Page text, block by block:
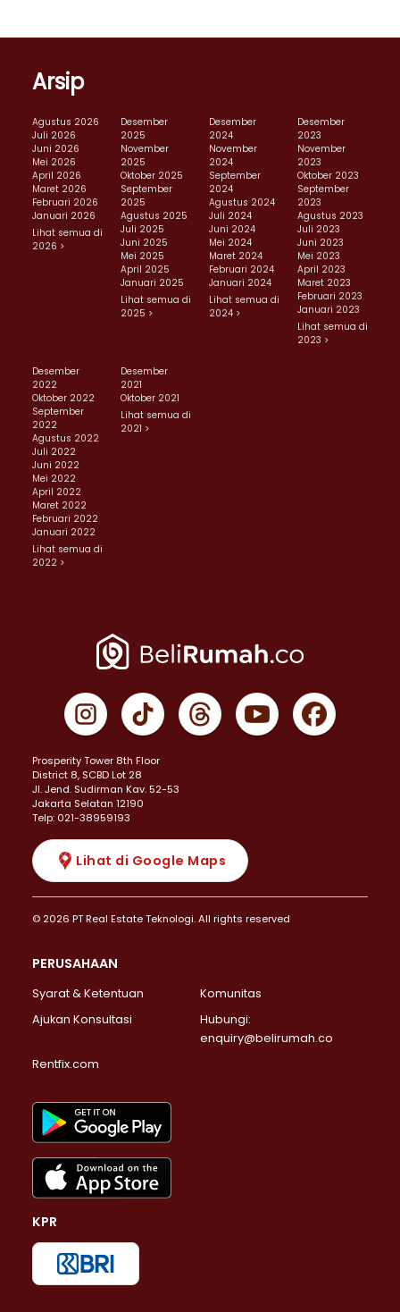
Arsip
Agustus 2026
Juli 2026
Juni 2026
Mei 2026
April 2026
Maret 2026
Februari 2026
Januari 2026
Lihat semua di
2026 >
Desember
2025
November
2025
Oktober 2025
September
2025
Agustus 2025
Juli 2025
Juni 2025
Mei 2025
April 2025
Januari 2025
Lihat semua di
2025 >
Desember
2024
November
2024
September
2024
Agustus 2024
Juli 2024
Juni 2024
Mei 2024
Maret 2024
Februari 2024
Januari 2024
Lihat semua di
2024 >
Desember
2023
November
2023
Oktober 2023
September
2023
Agustus 2023
Juli 2023
Juni 2023
Mei 2023
April 2023
Maret 2023
Februari 2023
Januari 2023
Lihat semua di
2023 >
Desember
2022
Oktober 2022
September
2022
Agustus 2022
Juli 2022
Juni 2022
Mei 2022
April 2022
Maret 2022
Februari 2022
Januari 2022
Lihat semua di
2022 >
Desember
2021
Oktober 2021
Lihat semua di
2021 >
Prosperity Tower 8th Floor
District 8, SCBD Lot 28
JI. Jend. Sudirman Kav. 52-53
Jakarta Selatan 12190
Telp: 021-38959193
Lihat di Google Maps
© 2026 PT Real Estate Teknologi. All rights reserved
PERUSAHAAN
Syarat & Ketentuan
Komunitas
Ajukan Konsultasi
Hubungi:
enquiry@belirumah.co
Rentfix.com
KPR